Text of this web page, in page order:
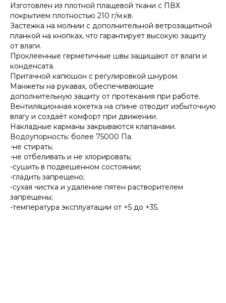
Изготовлен из плотной плащевой ткани с ПВХ
покрытием плотностью 210 г/м.кв.
Застежка на молнии с дополнительной ветрозащитной
планкой на кнопках, что гарантирует высокую защиту
от влаги.
Проклеенные герметичные швы защищают от влаги и
конденсата.
Притачной капюшон с регулировкой шнуром.
Манжеты на рукавах, обеспечивающие
дополнительную защиту от протекания при работе.
Вентиляционная кокетка на спине отводит избыточную
влагу и создаёт комфорт при движении.
Накладные карманы закрываются клапанами.
Водоупорность: более 75000 Па.
-не стирать;
-не отбеливать и не хлорировать;
-сушить в подвешенном состоянии;
-гладить запрещено;
-сухая чистка и удаление пятен растворителем
запрещены;
-температура эксплуатации от +5 до +35.